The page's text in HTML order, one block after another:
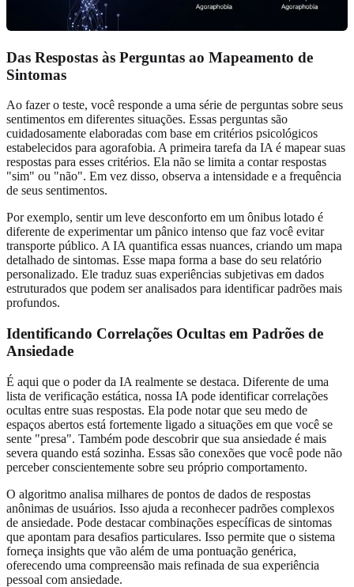
Das Respostas às Perguntas ao Mapeamento de
Sintomas
Ao fazer o teste, você responde a uma série de perguntas sobre seus
sentimentos em diferentes situações. Essas perguntas são
cuidadosamente elaboradas com base em critérios psicológicos
estabelecidos para agorafobia. A primeira tarefa da IA é mapear suas
respostas para esses critérios. Ela não se limita a contar respostas
"sim" ou "não". Em vez disso, observa a intensidade e a frequência
de seus sentimentos.
Por exemplo, sentir um leve desconforto em um ônibus lotado é
diferente de experimentar um pânico intenso que faz você evitar
transporte público. A IA quantifica essas nuances, criando um mapa
detalhado de sintomas. Esse mapa forma a base do seu relatório
personalizado. Ele traduz suas experiências subjetivas em dados
estruturados que podem ser analisados para identificar padrões mais
profundos.
Identificando Correlações Ocultas em Padrões de
Ansiedade
É aqui que o poder da IA realmente se destaca. Diferente de uma
lista de verificação estática, nossa IA pode identificar correlações
ocultas entre suas respostas. Ela pode notar que seu medo de
espaços abertos está fortemente ligado a situações em que você se
sente "presa". Também pode descobrir que sua ansiedade é mais
severa quando está sozinha. Essas são conexões que você pode não
perceber conscientemente sobre seu próprio comportamento.
O algoritmo analisa milhares de pontos de dados de respostas
anônimas de usuários. Isso ajuda a reconhecer padrões complexos
de ansiedade. Pode destacar combinações específicas de sintomas
que apontam para desafios particulares. Isso permite que o sistema
forneça insights que vão além de uma pontuação genérica,
oferecendo uma compreensão mais refinada de sua experiência
pessoal com ansiedade.